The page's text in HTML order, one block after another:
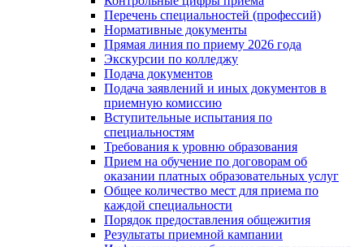
Перечень специальностей (профессий)
Нормативные документы
Прямая линия по приему 2026 года
Экскурсии по колледжу
Подача документов
Подача заявлений и иных документов в
приемную комиссию
Вступительные испытания по
специальностям
Требования к уровню образования
Прием на обучение по договорам об
оказании платных образовательных услуг
Общее количество мест для приема по
каждой специальности
Порядок предоставления общежития
Результаты приемной кампании